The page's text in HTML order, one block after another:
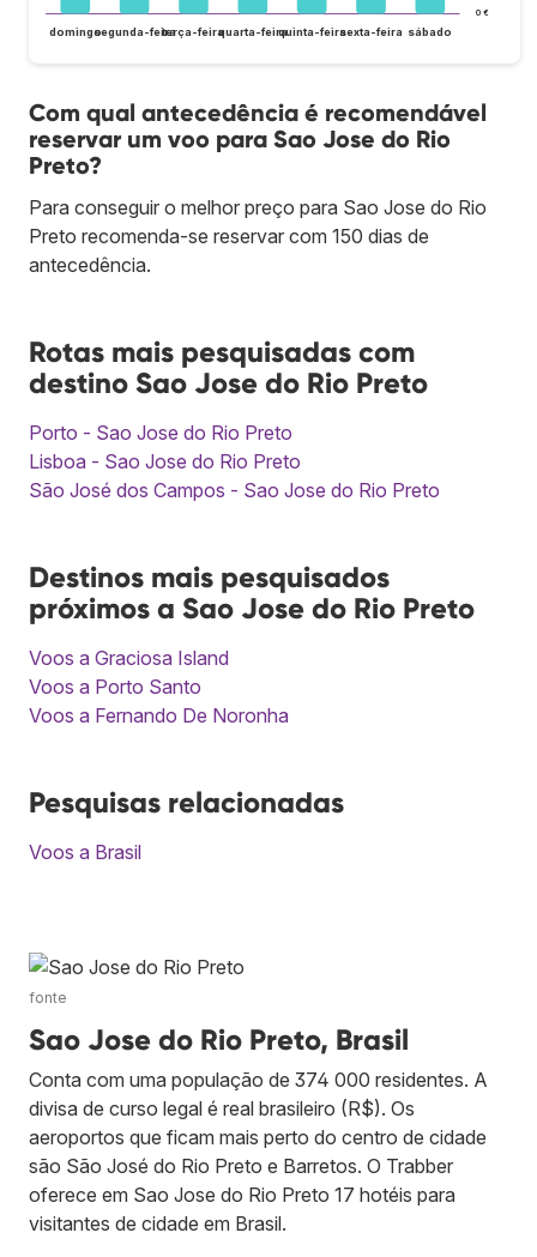
0 €
domingosegunda-feiraterça-feiraquarta-feiraquinta-feirasexta-feira sábado
Com qual antecedência é recomendável
reservar um voo para Sao Jose do Rio
Preto?
Para conseguir o melhor preço para Sao Jose do Rio
Preto recomenda-se reservar com 150 dias de
antecedência.
Rotas mais pesquisadas com
destino Sao Jose do Rio Preto
Porto - Sao Jose do Rio Preto
Lisboa - Sao Jose do Rio Preto
São José dos Campos - Sao Jose do Rio Preto
Destinos mais pesquisados
próximos a Sao Jose do Rio Preto
Voos a Graciosa Island
Voos a Porto Santo
Voos a Fernando De Noronha
Pesquisas relacionadas
Voos a Brasil
fonte
Sao Jose do Rio Preto, Brasil
Conta com uma população de 374 000 residentes. A
divisa de curso legal é real brasileiro (R$). Os
aeroportos que ficam mais perto do centro de cidade
são São José do Rio Preto e Barretos. O Trabber
oferece em Sao Jose do Rio Preto 17 hotéis para
visitantes de cidade em Brasil.